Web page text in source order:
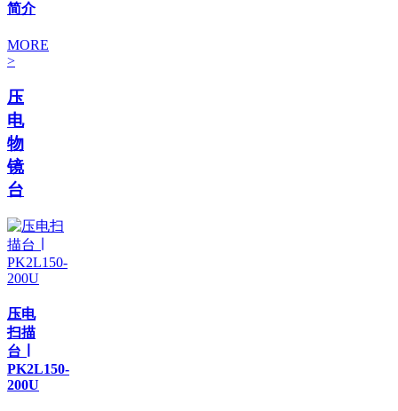
简介
MORE
>
压
电
物
镜
台
压电
扫描
台 ∣
PK2L150-
200U